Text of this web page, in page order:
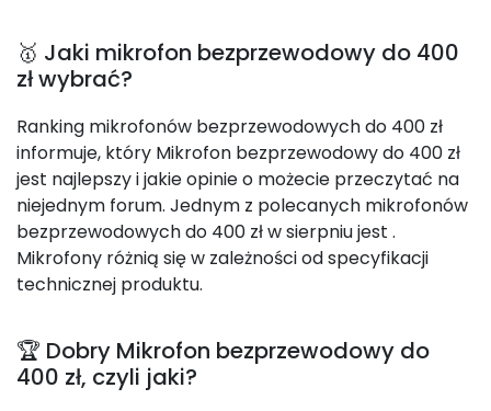
🥇 Jaki mikrofon bezprzewodowy do 400
zł wybrać?
Ranking mikrofonów bezprzewodowych do 400 zł
informuje, który Mikrofon bezprzewodowy do 400 zł
jest najlepszy i jakie opinie o możecie przeczytać na
niejednym forum. Jednym z polecanych mikrofonów
bezprzewodowych do 400 zł w sierpniu jest .
Mikrofony różnią się w zależności od specyfikacji
technicznej produktu.
🏆 Dobry Mikrofon bezprzewodowy do
400 zł, czyli jaki?